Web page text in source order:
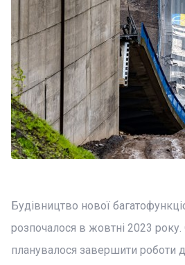
Будівництво нової
розпочалося в жовтні 2023 року.
планувалося завершити роботи